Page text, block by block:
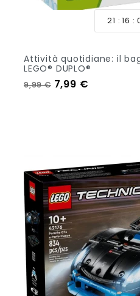
21 16
Attività quotidiane: il
LEGO® DUPLO®
Prezzo regolare
9,99 € Prezzo
7,99 €